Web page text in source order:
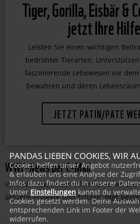
Tiger, Gorilla, Eisbär &
jetzt Ihre
Leisten Sie einen wichtigen
bedrohter Tierarten.
faszinierende Lebewesen vor
bewahren und deren
JETZT PATIN/PATE
WWF-News per E-Mail
Im WWF-Newsletter informieren wir
aktuelle Projekte und Erfolge:Hier
PANDAS LIEBEN COOKIES, WIR
Cookies helfen unser Angebot
& erlauben uns eine Analyse der
Infos dazu findest du in unserer
Unter Einstellungen kannst du
Cookies gesetzt werden. Deine
entsprechenden Link im Footer der
widerrufen.